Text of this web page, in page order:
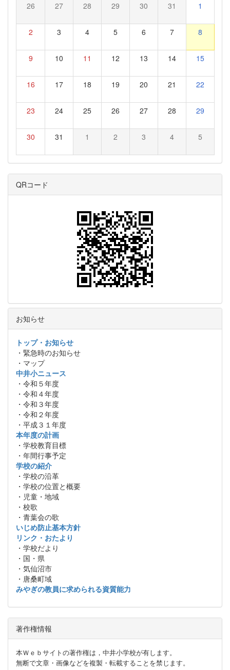
26 27 28 29 30 31 1
2 3 4 5 6 7 8
9 10 11 12 13 14 15
16 17 18 19 20 21 22
23 24 25 26 27 28 29
30 31 1 2 3 4 5
QRコード
お知らせ
トップ・お知らせ
・緊急時のお知らせ
・マップ
中井小ニュース
・令和５年度
・令和４年度
・令和３年度
・令和２年度
・平成３１年度
本年度の計画
・学校教育目標
・年間行事予定
学校の紹介
・学校の沿革
・学校の位置と概要
・児童・地域
・校歌
・青葉会の歌
いじめ防止基本方針
リンク・おたより
・学校だより
・国・県
・気仙沼市
・唐桑町域
みやぎの教員に求められる資質能力
著作権情報
本Ｗｅｂサイトの著作権は，中井小学校が有します。
無断で文章・画像などを複製・転載することを禁じます。